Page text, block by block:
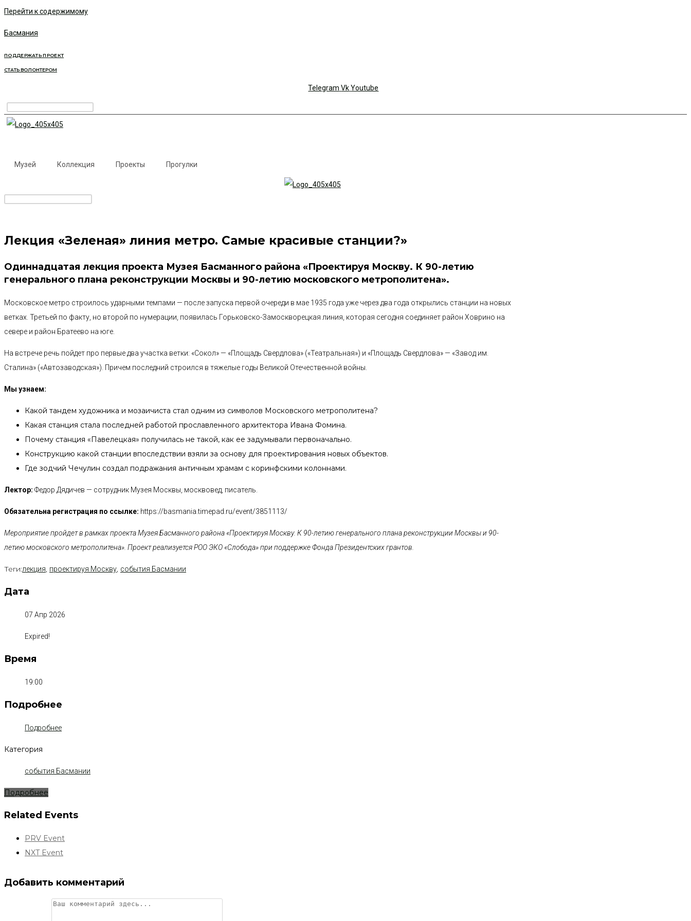
Перейти к содержимому
Басмания
ПОДДЕРЖАТЬ ПРОЕКТ
СТАТЬ ВОЛОНТЕРОМ
Telegram Vk Youtube
Музей Коллекция Проекты Прогулки
Лекция «Зеленая» линия метро. Самые красивые станции?»
Одиннадцатая лекция проекта Музея Басманного района «Проектируя Москву. К 90-летию
генерального плана реконструкции Москвы и 90-летию московского метрополитена».
Московское метро строилось ударными темпами — после запуска первой очереди в мае 1935 года уже через два года открылись станции на новых
ветках. Третьей по факту, но второй по нумерации, появилась Горьковско-Замоскворецкая линия, которая сегодня соединяет район Ховрино на
севере и район Братеево на юге.
На встрече речь пойдет про первые два участка ветки: «Сокол» — «Площадь Свердлова» («Театральная») и «Площадь Свердлова» — «Завод им.
Сталина» («Автозаводская»). Причем последний строился в тяжелые годы Великой Отечественной войны.
Мы узнаем:
Какой тандем художника и мозаичиста стал одним из символов Московского метрополитена?
Какая станция стала последней работой прославленного архитектора Ивана Фомина.
Почему станция «Павелецкая» получилась не такой, как ее задумывали первоначально.
Конструкцию какой станции впоследствии взяли за основу для проектирования новых объектов.
Где зодчий Чечулин создал подражания античным храмам с коринфскими колоннами.
Лектор: Федор Дядичев — сотрудник Музея Москвы, москвовед, писатель.
Обязательна регистрация по ссылке: https://basmania.timepad.ru/event/3851113/
Мероприятие пройдет в рамках проекта Музея Басманного района «Проектируя Москву. К 90-летию генерального плана реконструкции Москвы и 90-
летию московского метрополитена». Проект реализуется РОО ЭКО «Слобода» при поддержке Фонда Президентских грантов.
Теги:лекция, проектируя Москву, события Басмании
Дата
07 Апр 2026
Expired!
Время
19:00
Подробнее
Подробнее
Категория
события Басмании
Подробнее
Related Events
PRV Event
NXT Event
Добавить комментарий